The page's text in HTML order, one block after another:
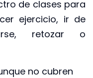
de clases para
ejercicio, ir de
retozar o
no cubren